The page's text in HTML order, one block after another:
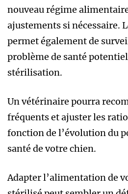
nouveau régime
ajustements si nécessaire.
permet également de
problème de santé
stérilisation.
Un vétérinaire pourra
fréquents et ajuster les
fonction de l’évolution du
santé de votre chien.
Adapter l’alimentation de